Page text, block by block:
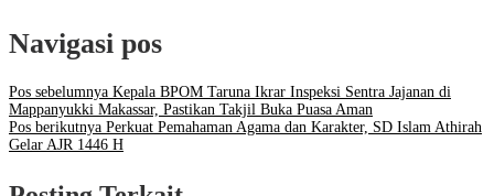
Navigasi pos
Pos sebelumnya Kepala BPOM Taruna Ikrar Inspeksi Sentra Jajanan di
Mappanyukki Makassar, Pastikan Takjil Buka Puasa Aman
Pos berikutnya Perkuat Pemahaman Agama dan Karakter, SD Islam Athirah
Gelar AJR 1446 H